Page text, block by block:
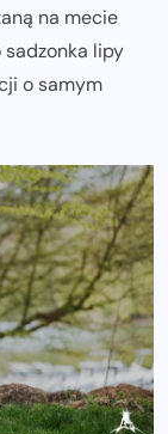
na mecie
lipy
o samym